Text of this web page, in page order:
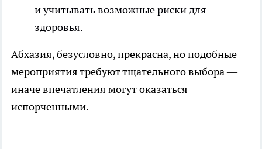
и учитывать возможные риски для
здоровья.
Абхазия, безусловно, прекрасна, но подобные
мероприятия требуют тщательного выбора —
иначе впечатления могут оказаться
испорченными.